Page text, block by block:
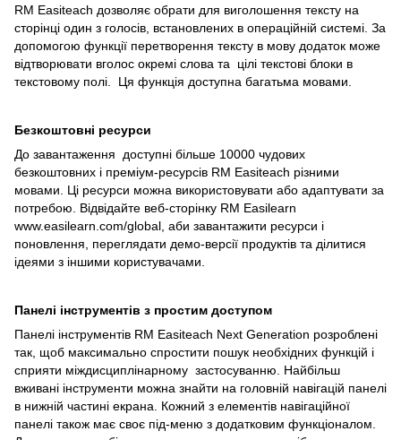
RM Easiteach дозволяє обрати для виголошення тексту на
сторінці один з голосів, встановлених в операційній системі. За
допомогою функції перетворення тексту в мову додаток може
відтворювати вголос окремі слова та цілі текстові блоки в
текстовому полі. Ця функція доступна багатьма мовами.
Безкоштовні ресурси
До завантаження доступні більше 10000 чудових
безкоштовних і преміум-ресурсів RM Easiteach різними
мовами. Ці ресурси можна використовувати або адаптувати за
потребою. Відвідайте веб-сторінку RM Easilearn
www.easilearn.com/global, аби завантажити ресурси і
поновлення, переглядати демо-версії продуктів та ділитися
ідеями з іншими користувачами.
Панелі інструментів з простим доступом
Панелі інструментів RM Easiteach Next Generation розроблені
так, щоб максимально спростити пошук необхідних функцій і
сприяти міждисциплінарному застосуванню. Найбільш
вживані інструменти можна знайти на головній навігацій панелі
в нижній частині екрана. Кожний з елементів навігаційної
панелі також має своє під-меню з додатковим функціоналом.